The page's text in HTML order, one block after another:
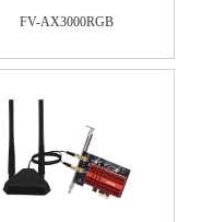
FV-AX3000RGB